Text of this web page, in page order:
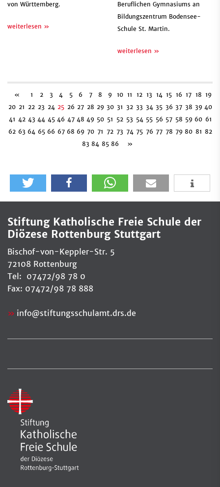
von Württemberg.
weiterlesen »
Beruflichen Gymnasiums an
Bildungszentrum Bodensee-
Schule St. Martin.
weiterlesen »
« 1 2 3 4 5 6 7 8 9 10 11 12 13 14 15 16 17 18 19
20 21 22 23 24 25 26 27 28 29 30 31 32 33 34 35 36 37 38 39 40
41 42 43 44 45 46 47 48 49 50 51 52 53 54 55 56 57 58 59 60 61
62 63 64 65 66 67 68 69 70 71 72 73 74 75 76 77 78 79 80 81 82
83 84 85 86 »
Stiftung Katholische Freie Schule der
Diözese Rottenburg Stuttgart
Bischof-von-Keppler-Str. 5
72108 Rottenburg
Tel: 07472/98 78 0
Fax: 07472/98 78 888
info@stiftungsschulamt.drs.de